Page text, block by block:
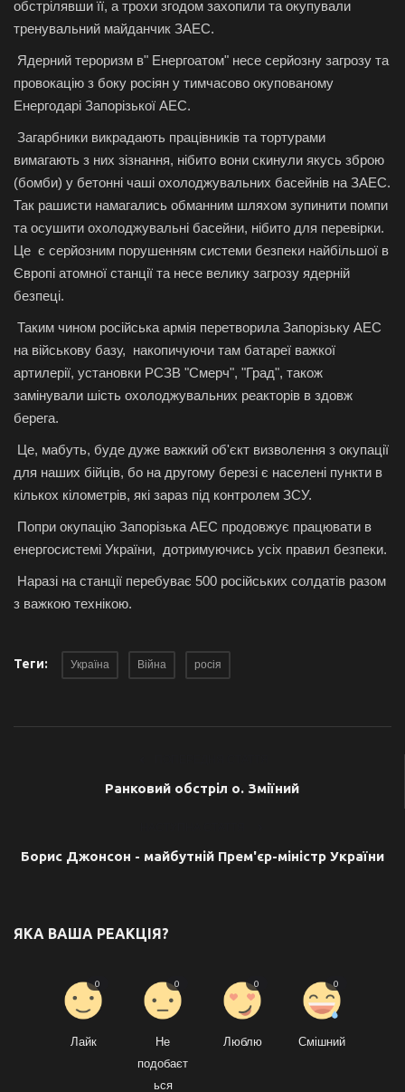
обстрілявши її, а трохи згодом захопили та окупували
тренувальний майданчик ЗАЕС.
Ядерний тероризм в" Енергоатом" несе серйозну загрозу та
провокацію з боку росіян у тимчасово окупованому
Енергодарі Запорізької АЕС.
Загарбники викрадають працівників та тортурами
вимагають з них зізнання, нібито вони скинули якусь зброю
(бомби) у бетонні чаші охолоджувальних басейнів на ЗАЕС.
Так рашисти намагались обманним шляхом зупинити помпи
та осушити охолоджувальні басейни, нібито для перевірки.
Це є серйозним порушенням системи безпеки найбільшої в
Європі атомної станції та несе велику загрозу ядерній
безпеці.
Таким чином російська армія перетворила Запорізьку АЕС
на військову базу, накопичуючи там батареї важкої
артилерії, установки РСЗВ "Смерч", "Град", також
замінували шість охолоджувальних реакторів в здовж
берега.
Це, мабуть, буде дуже важкий об'єкт визволення з окупації
для наших бійців, бо на другому березі є населені пункти в
кількох кілометрів, які зараз під контролем ЗСУ.
Попри окупацію Запорізька АЕС продовжує працювати в
енергосистемі України, дотримуючись усіх правил безпеки.
Наразі на станції перебуває 500 російських солдатів разом
з важкою технікою.
Теги: Україна Війна росія
Ранковий обстріл о. Зміїний
Борис Джонсон - майбутній Прем'єр-міністр України
ЯКА ВАША РЕАКЦІЯ?
Лайк
0
Не
подобаєт
ься
0
Люблю
0
Смішний
0